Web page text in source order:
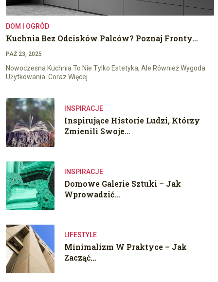
DOM I OGRÓD
Kuchnia Bez Odcisków Palców? Poznaj Fronty…
PAŹ 23, 2025
Nowoczesna Kuchnia To Nie Tylko Estetyka, Ale Również Wygoda
Użytkowania. Coraz Więcej…
INSPIRACJE
Inspirujące Historie Ludzi, Którzy
Zmienili Swoje…
INSPIRACJE
Domowe Galerie Sztuki – Jak
Wprowadzić…
LIFESTYLE
Minimalizm W Praktyce – Jak
Zacząć…